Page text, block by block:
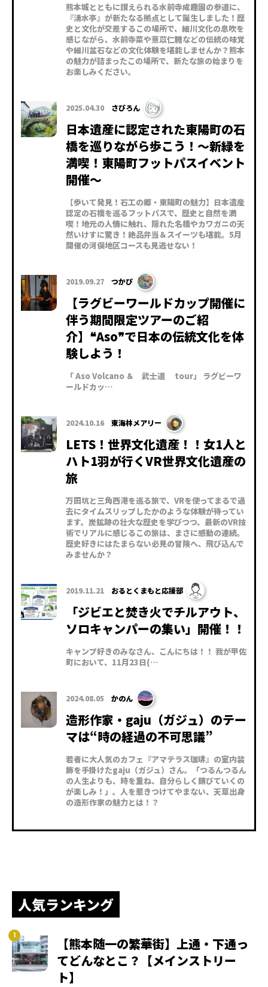
熊本城とともに讃えられる水前寺成趣園の参道に、
『湧水亭』が新たなる拠点として誕生しました！歴
史と文化が交差するこの場所で、細川文化の息吹を
感じながら、水前寺菜や薏苡仁糖などの伝統の味覚
や細川盆石などの文化体験を堪能しませんか？熊本
の魅力が詰まったこの場所で、新たな旅の始まりを
お楽しみください。
2025.04.30 さびろん
日本遺産に認定された東陽町の石
橋を巡りながら歩こう！～新緑を
満喫！東陽町フットパスイベント
開催～
【歩いて発見！石工の郷・東陽町の魅力】日本遺産
認定の石橋を巡るフットパスで、歴史と自然を満
喫！地元の人情に触れ、隠れた名橋やカワガニの天
然いけすに驚き！絶品弁当＆スイーツも堪能。5月
開催の河俣地区コースも見逃せない！
2019.09.27 つかぴ
【ラグビーワールドカップ開催に
伴う期間限定ツアーのご紹
介】❝Aso❞で日本の伝統文化を体
験しよう！
「 Aso Volcano ＆ 武士道 tour」 ラグビーワ
ールドカッ…
2024.10.16 東海林メアリー
LETS！世界文化遺産！！女1人と
ハト1羽が行くVR世界文化遺産の
旅
万田坑と三角西港を巡る旅で、VRを使ってまるで過
去にタイムスリップしたかのような体験が待ってい
ます。炭鉱跡の壮大な歴史を学びつつ、最新のVR技
術でリアルに感じるこの旅は、まさに感動の連続。
歴史好きにはたまらない必見の冒険へ、飛び込んで
みませんか？
2019.11.21 おるとくまもと応援部
「ジビエと焚き火でチルアウト、
ソロキャンパーの集い」開催！！
キャンプ好きのみなさん、こんにちは！！ 我が甲佐
町において、11月23日(…
2024.08.05 かのん
造形作家・gaju（ガジュ）のテー
マは“時の経過の不可思議”
若者に大人気のカフェ『アマテラス珈琲』の室内装
飾を手掛けたgaju（ガジュ）さん。「つるんつるん
の人生よりも、時を重ね、自分らしく錆びていくの
が楽しみ！」。人を惹きつけてやまない、天草出身
の造形作家の魅力とは！？
人気ランキング
【熊本随一の繁華街】上通・下通っ
てどんなとこ？【メインストリー
ト】